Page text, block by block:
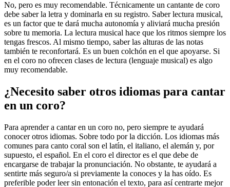
No, pero es muy recomendable. Técnicamente un cantante de coro
debe saber la letra y dominarla en su registro. Saber lectura musical,
es un factor que te dará mucha autonomía y aliviará mucha presión
sobre tu memoria. La lectura musical hace que los ritmos siempre los
tengas frescos. Al mismo tiempo, saber las alturas de las notas
también te reconfortará. Es un buen colchón en el que apoyarse. Si
en el coro no ofrecen clases de lectura (lenguaje musical) es algo
muy recomendable.
¿Necesito saber otros idiomas para cantar
en un coro?
Para aprender a cantar en un coro no, pero siempre te ayudará
conocer otros idiomas. Sobre todo por la dicción. Los idiomas más
comunes para canto coral son el latín, el italiano, el alemán y, por
supuesto, el español. En el coro el director es el que debe de
encargarse de trabajar la pronunciación. No obstante, te ayudará a
sentirte más seguro/a si previamente la conoces y la has oído. Es
preferible poder leer sin entonación el texto, para así centrarte mejor